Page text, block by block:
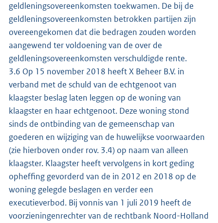
geldleningsovereenkomsten toekwamen. De bij de
geldleningsovereenkomsten betrokken partijen zijn
overeengekomen dat die bedragen zouden worden
aangewend ter voldoening van de over de
geldleningsovereenkomsten verschuldigde rente.
3.6 Op 15 november 2018 heeft X Beheer B.V. in
verband met de schuld van de echtgenoot van
klaagster beslag laten leggen op de woning van
klaagster en haar echtgenoot. Deze woning stond
sinds de ontbinding van de gemeenschap van
goederen en wijziging van de huwelijkse voorwaarden
(zie hierboven onder rov. 3.4) op naam van alleen
klaagster. Klaagster heeft vervolgens in kort geding
opheffing gevorderd van de in 2012 en 2018 op de
woning gelegde beslagen en verder een
executieverbod. Bij vonnis van 1 juli 2019 heeft de
voorzieningenrechter van de rechtbank Noord-Holland